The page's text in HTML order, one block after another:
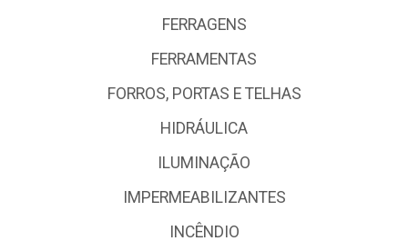
FERRAGENS
FERRAMENTAS
FORROS, PORTAS E TELHAS
HIDRÁULICA
ILUMINAÇÃO
IMPERMEABILIZANTES
INCÊNDIO